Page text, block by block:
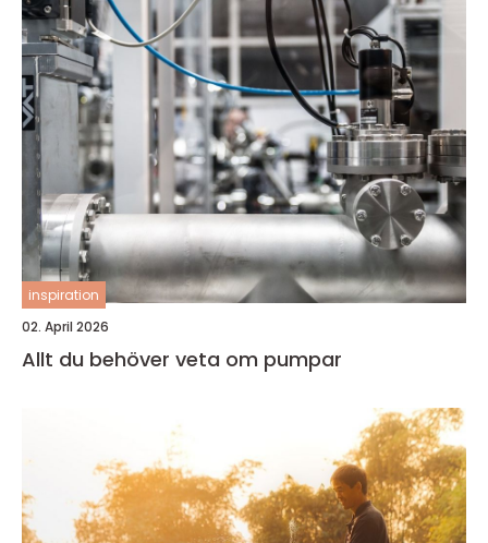
inspiration
02. April 2026
Allt du behöver veta om pumpar